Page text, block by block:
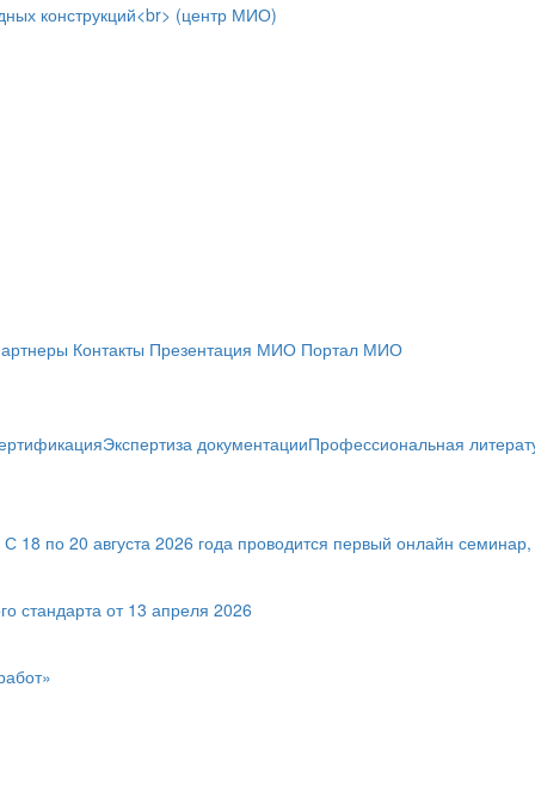
Контакты Презентация МИО Портал МИО
Экспертиза документацииПрофессиональная
по 20 августа 2026 года проводится первый онлайн
стандарта от 13 апреля 2026